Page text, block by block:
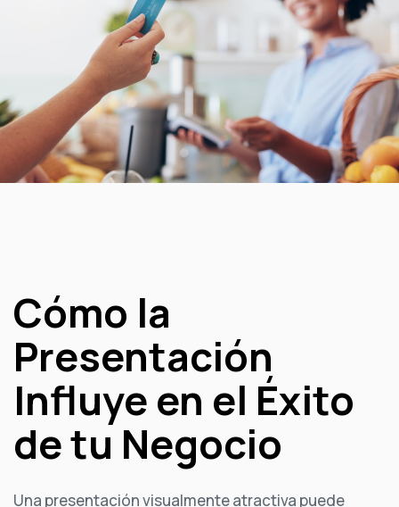
Cómo la
Presentación
Influye en el Éxito
de tu Negocio
Una presentación visualmente atractiva puede